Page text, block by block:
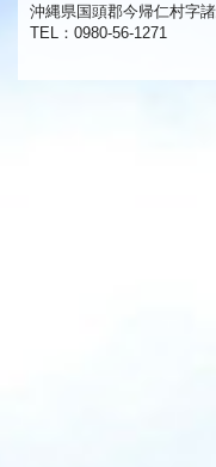
沖縄県国頭郡今帰仁村字
TEL：0980-56-1271